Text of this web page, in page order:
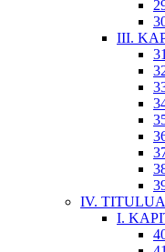
III.
IV. TITULUA
I.